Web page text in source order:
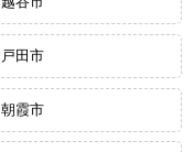
戸田市
朝霞市